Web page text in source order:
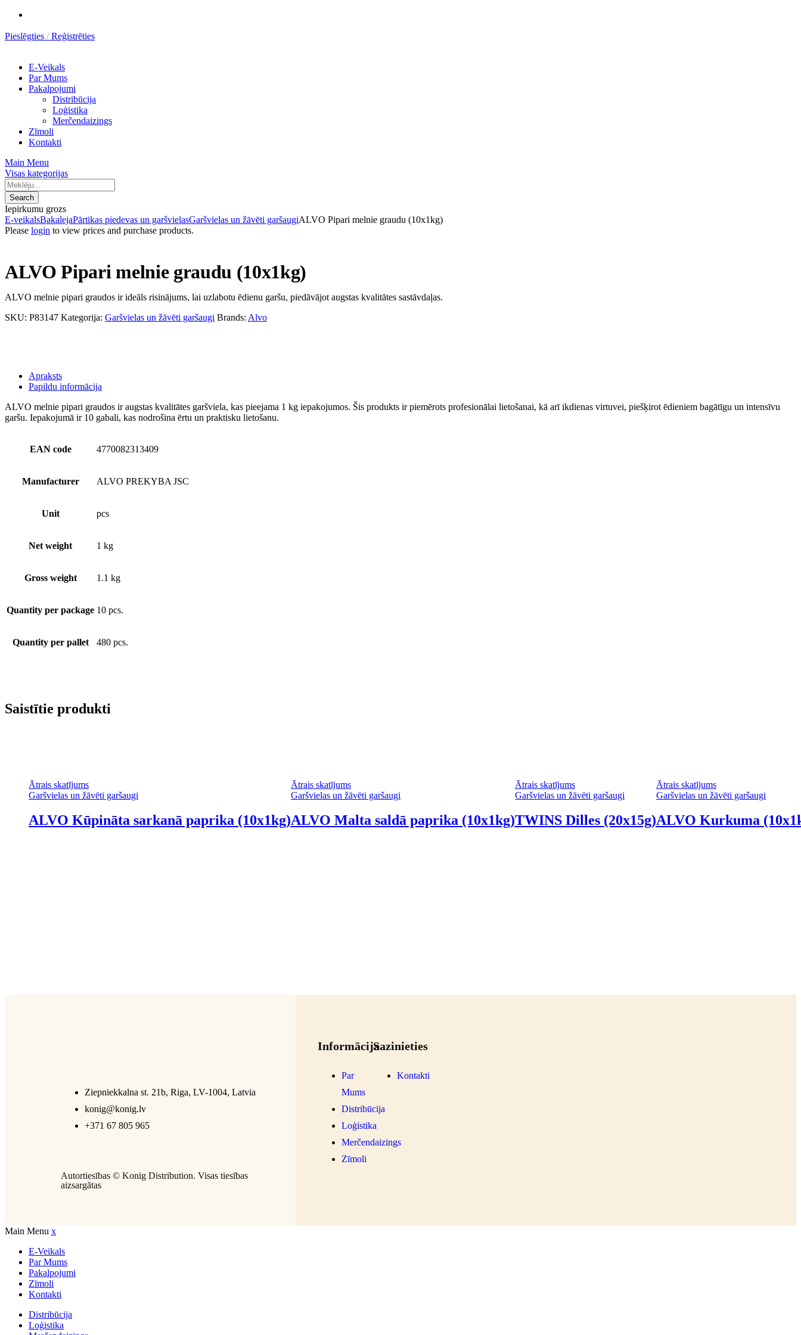
Pieslēgties Reģistrēties
E-Veikals
Par Mums
Pakalpojumi
Distribūcija
Loģistika
Merčendaizings
Zīmoli
Kontakti
Main Menu
Visas kategorijas
Search
Iepirkumu grozs
E-veikalsBakalejaPārtikas piedevas un garšvielasGaršvielas un žāvēti garšaugiALVO Pipari melnie graudu (10x1kg)
Please login to view prices and purchase products.
ALVO Pipari melnie graudu (10x1kg)
ALVO melnie pipari graudos ir ideāls risinājums, lai uzlabotu ēdienu garšu, piedāvājot augstas kvalitātes sastāvdaļas.
SKU: P83147 Kategorija: Garšvielas un žāvēti garšaugi Brands: Alvo
Apraksts
Papildu informācija
ALVO melnie pipari graudos ir augstas kvalitātes garšviela, kas pieejama 1 kg iepakojumos. Šis produkts ir piemērots profesionālai lietošanai, kā arī ikdienas virtuvei, piešķirot ēdieniem bagātīgu un intensīvu
garšu. Iepakojumā ir 10 gabali, kas nodrošina ērtu un praktisku lietošanu.
EAN code 4770082313409
Manufacturer ALVO PREKYBA JSC
Unit pcs
Net weight 1 kg
Gross weight 1.1 kg
Quantity per package 10 pcs.
Quantity per pallet 480 pcs.
Saistītie produkti
Ātrais skatījums
Garšvielas un žāvēti garšaugi
ALVO Kūpināta sarkanā paprika (10x1kg)
Ātrais skatījums
Garšvielas un žāvēti garšaugi
ALVO Malta saldā paprika (10x1kg)
Ātrais skatījums
Garšvielas un žāvēti garšaugi
TWINS Dilles (20x15g)
Ātrais skatījums
Garšvielas un žāvēti garšaugi
ALVO Kurkuma
Ziepniekkalna st. 21b, Riga, LV-1004, Latvia
konig@konig.lv
+371 67 805 965
Autortiesības © Konig Distribution. Visas tiesības
aizsargātas
Informācija
Par
Mums
Distribūcija
Loģistika
Merčendaizings
Zīmoli
Sazinieties
Kontakti
Main Menu x
E-Veikals
Par Mums
Pakalpojumi
Zīmoli
Kontakti
Distribūcija
Loģistika